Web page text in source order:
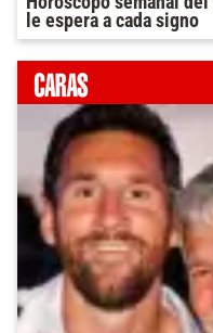
le espera a cada signo